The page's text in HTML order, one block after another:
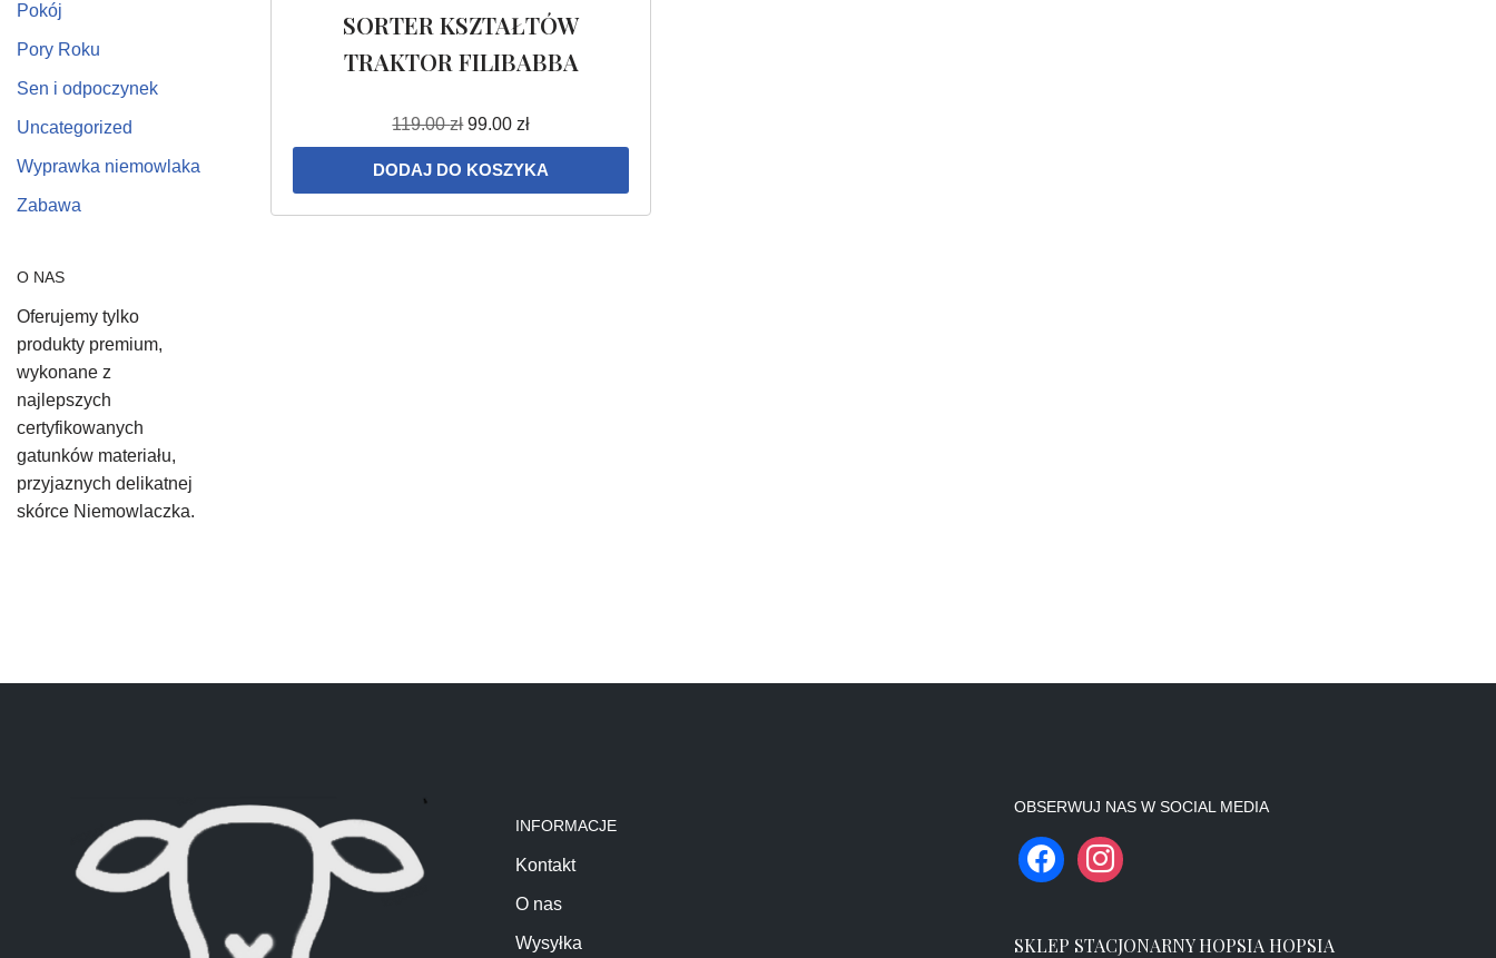
Pokój
Pory Roku
Sen i odpoczynek
Uncategorized
Wyprawka niemowlaka
Zabawa
O NAS
Oferujemy tylko
produkty premium,
wykonane z
najlepszych
certyfikowanych
gatunków materiału,
przyjaznych delikatnej
skórce Niemowlaczka.
SORTER KSZTAŁTÓW
TRAKTOR FILIBABBA
119.00zł 99.00zł
DODAJ DO KOSZYKA
INFORMACJE
Kontakt
O nas
Wysyłka
OBSERWUJ NAS W SOCIAL MEDIA
SKLEP STACJONARNY HOPSIA HOPSIA